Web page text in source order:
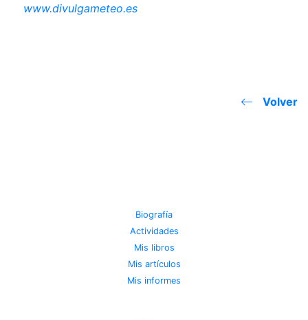
www.divulgameteo.es
Volver
Biografía
Actividades
Mis libros
Mis artículos
Mis informes